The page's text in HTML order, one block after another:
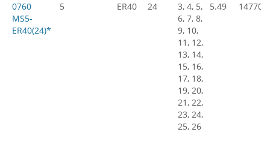
0760
MS5-
ER40(24)*
5 ER40 24
3, 4, 5,
6, 7, 8,
9, 10,
11, 12,
13, 14,
15, 16,
17, 18,
19, 20,
21, 22,
23, 24,
25, 26
5.49 14770